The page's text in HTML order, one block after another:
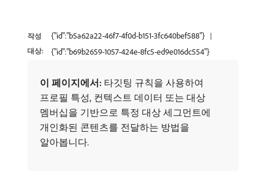
작성
대상:
{"id":"b5a62a22-46f7-4f0d-b151-3fc640bef588"}
{"id":"b69b2659-1057-424e-8fc5-ed9e016dc554"}
이 페이지에서: 타깃팅 규칙을 사용하여
프로필 특성, 컨텍스트 데이터 또는 대상
멤버십을 기반으로 특정 대상 세그먼트에
개인화된 콘텐츠를 전달하는 방법을
알아봅니다.